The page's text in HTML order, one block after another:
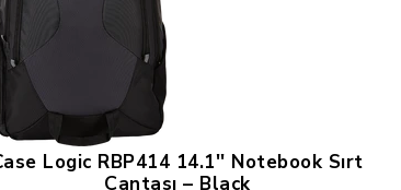
Logic RBP414 14.1'' Notebook Sırt
Çantası – Black